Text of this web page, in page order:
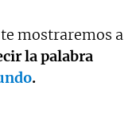
mostraremos a
la palabra
.